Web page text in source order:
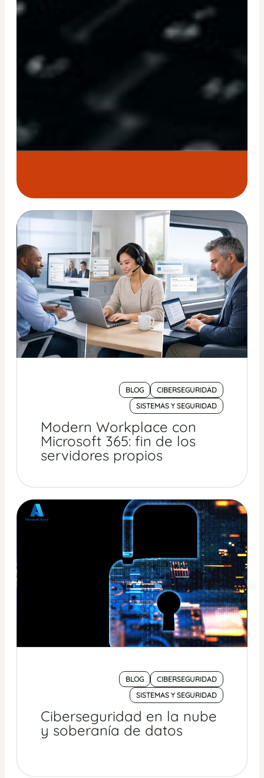
BLOG
CIBERSEGURIDAD
SISTEMAS Y SEGURIDAD
Modern Workplace con
Microsoft 365: fin de los
servidores propios
BLOG
CIBERSEGURIDAD
SISTEMAS Y SEGURIDAD
Ciberseguridad en la nube
y soberanía de datos